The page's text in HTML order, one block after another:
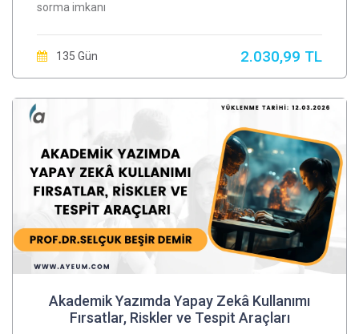
sorma imkanı
135 Gün 2.030,99 TL
Akademik Yazımda Yapay Zekâ Kullanımı
Fırsatlar, Riskler ve Tespit Araçları